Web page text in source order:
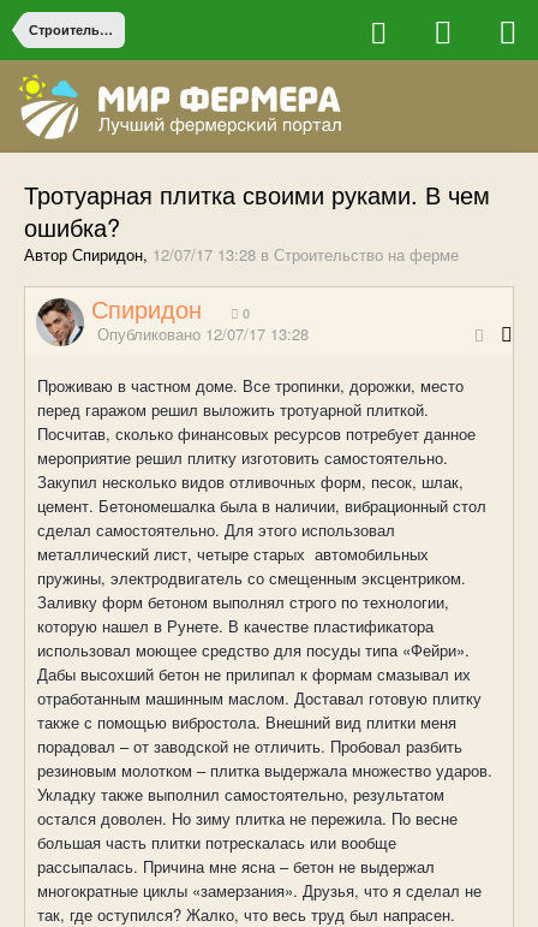
Строительство на ферме
Тротуарная плитка своими руками. В чем
ошибка?
Автор Спиридон, 12/07/17 13:28 в Строительство на ферме
Спиридон 0
Опубликовано 12/07/17 13:28
Проживаю в частном доме. Все тропинки, дорожки, место
перед гаражом решил выложить тротуарной плиткой.
Посчитав, сколько финансовых ресурсов потребует данное
мероприятие решил плитку изготовить самостоятельно.
Закупил несколько видов отливочных форм, песок, шлак,
цемент. Бетономешалка была в наличии, вибрационный стол
сделал самостоятельно. Для этого использовал
металлический лист, четыре старых автомобильных
пружины, электродвигатель со смещенным эксцентриком.
Заливку форм бетоном выполнял строго по технологии,
которую нашел в Рунете. В качестве пластификатора
использовал моющее средство для посуды типа «Фейри».
Дабы высохший бетон не прилипал к формам смазывал их
отработанным машинным маслом. Доставал готовую плитку
также с помощью вибростола. Внешний вид плитки меня
порадовал – от заводской не отличить. Пробовал разбить
резиновым молотком – плитка выдержала множество ударов.
Укладку также выполнил самостоятельно, результатом
остался доволен. Но зиму плитка не пережила. По весне
большая часть плитки потрескалась или вообще
рассыпалась. Причина мне ясна – бетон не выдержал
многократные циклы «замерзания». Друзья, что я сделал не
так, где оступился? Жалко, что весь труд был напрасен.